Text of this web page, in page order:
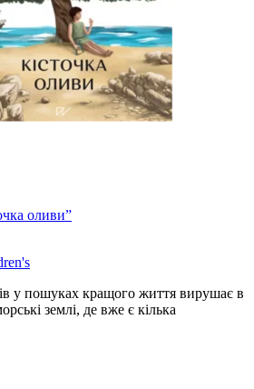
оливи”
у пошуках кращого життя вирушає в
землі, де вже є кілька